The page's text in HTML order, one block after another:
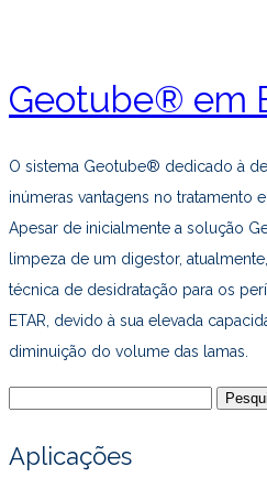
Geotube® em
O sistema Geotube® dedicado à
inúmeras vantagens no tratamento
Apesar de inicialmente a solução
limpeza de um digestor,
técnica de desidratação para os
ETAR, devido à sua elevada
diminuição do volume das lamas.
Aplicações